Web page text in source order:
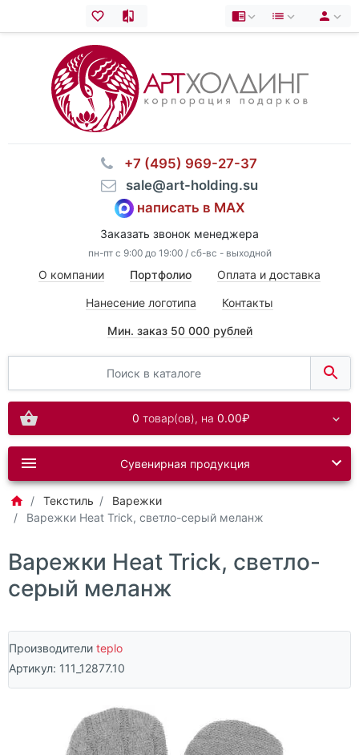
⠀+7 (495) 969-27-37
⠀sale@art-holding.su
написать в MAX
Заказать звонок менеджера
пн-пт с 9:00 до 19:00 / сб-вс - выходной
О компании Портфолио Оплата и доставка
Нанесение логотипа Контакты
Мин. заказ 50 000 рублей
0 товар(ов), на 0.00₽
Сувенирная продукция
Текстиль
Варежки
Варежки Heat Trick, светло-серый меланж
Варежки Heat Trick, светло-
серый меланж
Производители teplo
Артикул: 111_12877.10